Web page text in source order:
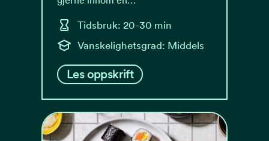
Tidsbruk: 20-30 min
Vanskelighetsgrad: Middels
Les oppskrift